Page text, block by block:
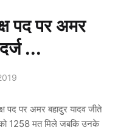
पद पर अमर
...
पद पर अमर बहादुर यादव जीते
को 1258 मत मिले जबकि उनके